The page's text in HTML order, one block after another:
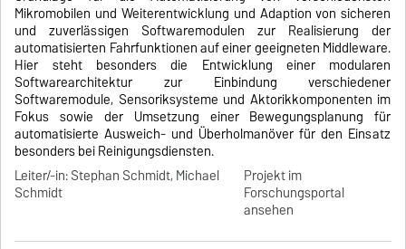
Mikromobilen und Weiterentwicklung und Adaption von sicheren
und zuverlässigen Softwaremodulen zur Realisierung der
automatisierten Fahrfunktionen auf einer geeigneten Middleware.
Hier steht besonders die Entwicklung einer modularen
Softwarearchitektur zur Einbindung verschiedener
Softwaremodule, Sensoriksysteme und Aktorikkomponenten im
Fokus sowie der Umsetzung einer Bewegungsplanung für
automatisierte Ausweich- und Überholmanöver für den Einsatz
besonders bei Reinigungsdiensten.
Leiter/-in: Stephan Schmidt, Michael
Schmidt
Projekt im
Forschungsportal
ansehen